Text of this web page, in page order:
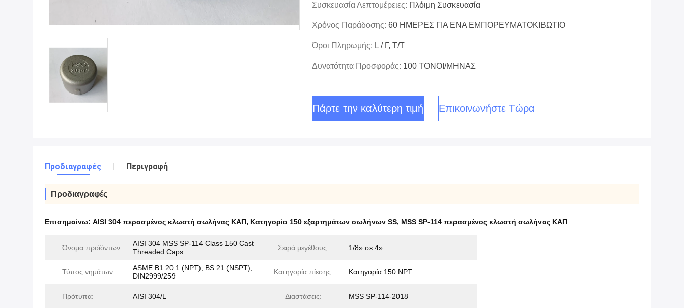
Συσκευασία Λεπτομέρειες: Πλόιμη Συσκευασία
Χρόνος Παράδοσης: 60 ΗΜΕΡΕΣ ΓΙΑ ΕΝΑ ΕΜΠΟΡΕΥΜΑΤΟΚΙΒΩΤΙΟ
Όροι Πληρωμής: L / Γ, Τ/Τ
Δυνατότητα Προσφοράς: 100 ΤΟΝΟΙ/ΜΗΝΑΣ
Πάρτε την καλύτερη τιμή Επικοινωνήστε Τώρα
Προδιαγραφές Περιγραφή
Προδιαγραφές
Επισημαίνω: AISI 304 περασμένος κλωστή σωλήνας ΚΑΠ, Κατηγορία 150 εξαρτημάτων σωλήνων SS, MSS SP-114 περασμένος κλωστή σωλήνας ΚΑΠ
Όνομα προϊόντων:
AISI 304 MSS SP-114 Class 150 Cast
Threaded Caps
Σειρά μεγέθους: 1/8» σε 4»
Τύπος νημάτων:
ASME B1.20.1 (NPT), BS 21 (NSPT),
DIN2999/259
Κατηγορία πίεσης: Κατηγορία 150 NPT
Πρότυπα: AISI 304/L Διαστάσεις: MSS SP-114-2018